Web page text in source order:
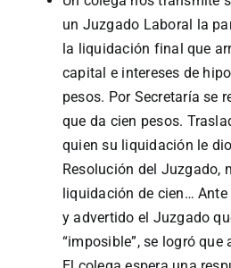
un Juzgado Laboral la
la liquidación final que
capital e intereses de
pesos. Por Secretaría se
que da cien pesos.
quien su liquidación le
Resolución del Juzgado,
liquidación de cien…
y advertido el Juzgado
“imposible”, se logró